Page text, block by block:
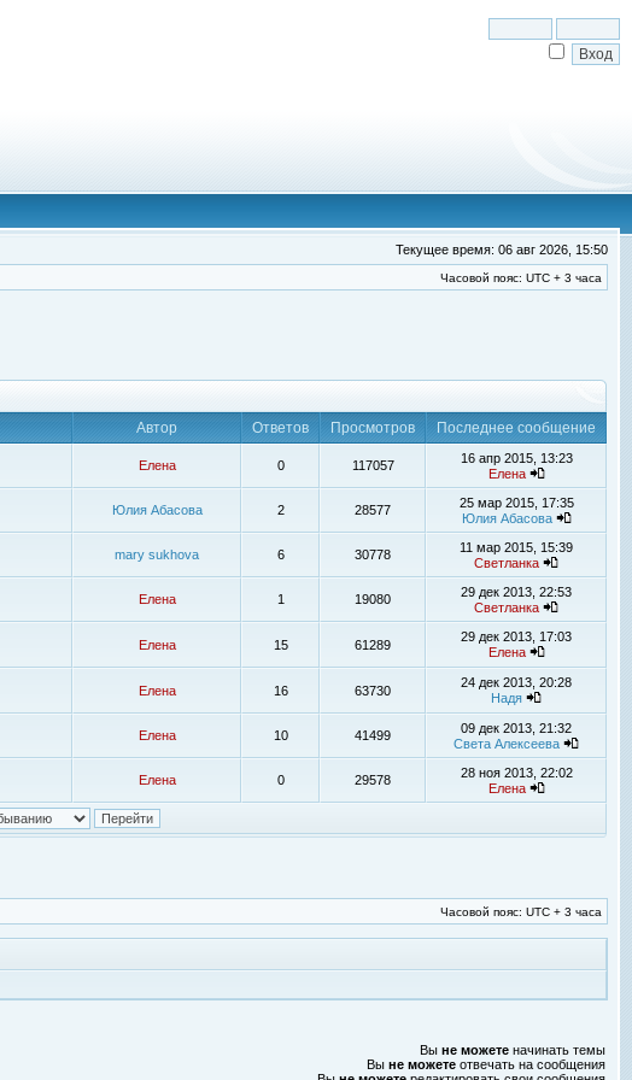
Текущее время: 06 авг 2026, 15:50
Часовой пояс: UTC + 3 часа
Автор Ответов Просмотров Последнее сообщение
Елена 0 117057
16 апр 2015, 13:23
Елена
Юлия Абасова 2 28577
25 мар 2015, 17:35
Юлия Абасова
mary sukhova 6 30778
11 мар 2015, 15:39
Светланка
Елена 1 19080
29 дек 2013, 22:53
Светланка
Елена 15 61289
29 дек 2013, 17:03
Елена
Елена 16 63730
24 дек 2013, 20:28
Надя
Елена 10 41499
09 дек 2013, 21:32
Света Алексеева
Елена 0 29578
28 ноя 2013, 22:02
Елена
Часовой пояс: UTC + 3 часа
Вы не можете начинать темы
Вы не можете отвечать на сообщения